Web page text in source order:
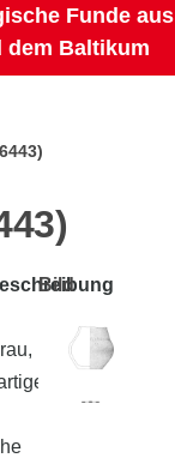
Funde aus
dem Baltikum
Bild